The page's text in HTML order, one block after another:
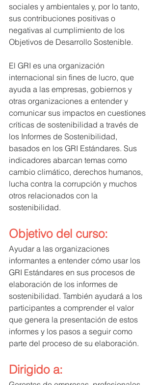
sociales y ambientales y, por lo tanto,
sus contribuciones positivas o
negativas al cumplimiento de los
Objetivos de Desarrollo Sostenible.
El GRI es una organización
internacional sin fines de lucro, que
ayuda a las empresas, gobiernos y
otras organizaciones a entender y
comunicar sus impactos en cuestiones
críticas de sostenibilidad a través de
los Informes de Sostenibilidad,
basados en los GRI Estándares. Sus
indicadores abarcan temas como
cambio climático, derechos humanos,
lucha contra la corrupción y muchos
otros relacionados con la
sostenibilidad.
Objetivo del curso:
Ayudar a las organizaciones
informantes a entender cómo usar los
GRI Estándares en sus procesos de
elaboración de los informes de
sostenibilidad. También ayudará a los
participantes a comprender el valor
que genera la presentación de estos
informes y los pasos a seguir como
parte del proceso de su elaboración.
Dirigido a: